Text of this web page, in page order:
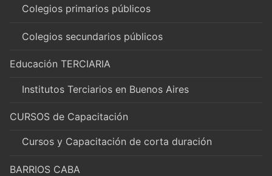
Colegios primarios públicos
Colegios secundarios públicos
Educación TERCIARIA
Institutos Terciarios en Buenos Aires
CURSOS de Capacitación
Cursos y Capacitación de corta duración
BARRIOS CABA